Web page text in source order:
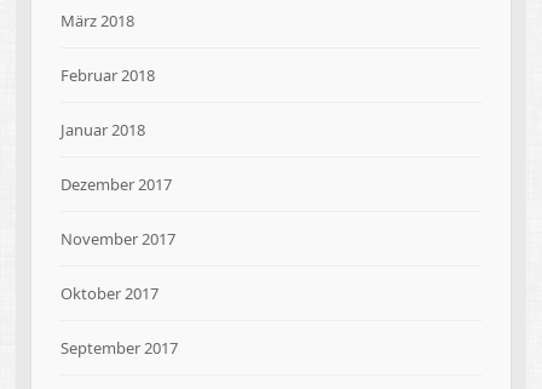
März 2018
Februar 2018
Januar 2018
Dezember 2017
November 2017
Oktober 2017
September 2017